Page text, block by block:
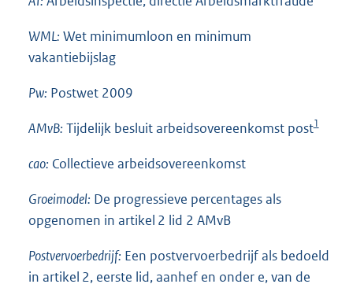
WML: Wet minimumloon en minimum
vakantiebijslag
Pw: Postwet 2009
AMvB: Tijdelijk besluit arbeidsovereenkomst post1
cao: Collectieve arbeidsovereenkomst
Groeimodel: De progressieve percentages als
opgenomen in artikel 2 lid 2 AMvB
Postvervoerbedrijf: Een postvervoerbedrijf als bedoeld
in artikel 2, eerste lid, aanhef en onder e, van de